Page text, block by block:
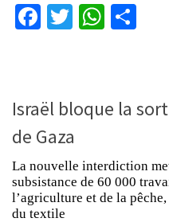
Facebook
Twitter
Israël bloque la
de Gaza
La nouvelle interdiction
subsistance de 60 000
l’agriculture et de la
du textile